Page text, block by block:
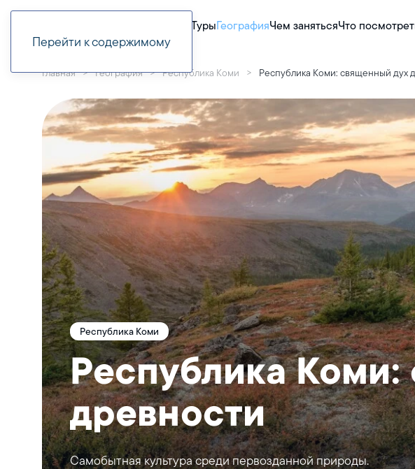
Перейти к содержимому
ТурыГеографияЧем занятьсяЧто
Главная География Республика Коми Республика Коми: священный дух
Республика Коми
Республика
древности
Самобытная культура среди первозданной природы.